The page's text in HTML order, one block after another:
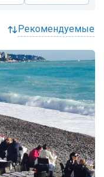
рекомендуемые